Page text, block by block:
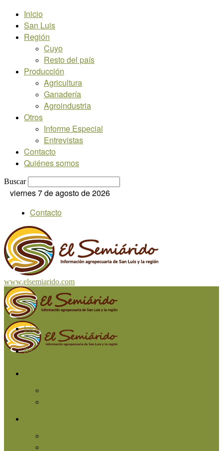
Inicio
San Luis
Región
Cuyo
Resto del país
Producción
Agricultura
Ganadería
Agroindustria
Otros
Informe Especial
Entrevistas
Contacto
Quiénes somos
Buscar
viernes 7 de agosto de 2026
Contacto
www.elsemiarido.com
Inicio
San Luis